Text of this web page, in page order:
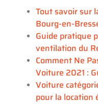
Tout savoir sur
Bourg-en-
Guide pratique
ventilation du
Comment Ne
Voiture 2021 :
Voiture
pour la location